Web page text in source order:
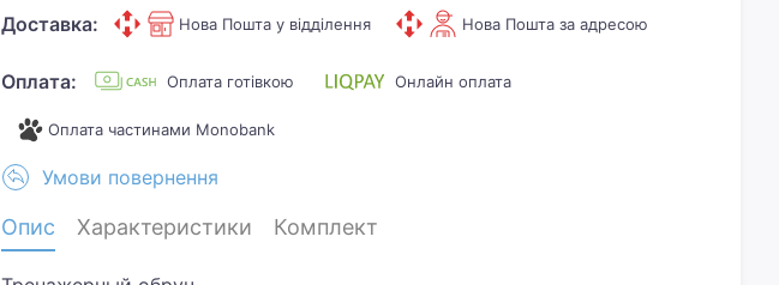
Доставка: Нова Пошта у відділення Нова Пошта за адресою
Оплата: Оплата готівкою Онлайн оплата
Оплата частинами Monobank
Умови повернення
Опис Характеристики Комплект